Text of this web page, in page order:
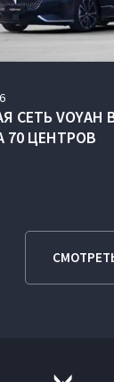
СЕТЬ VOYAH
70 ЦЕНТРОВ